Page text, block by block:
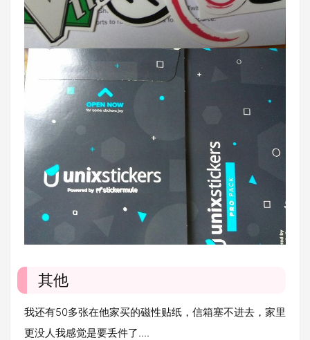
其他
我还有50多张在他家买的磁性贴纸，信箱塞不进去，家里
更没人我感觉是要丢件了....